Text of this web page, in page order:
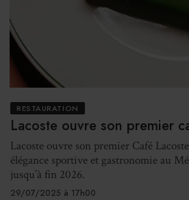
RESTAURATION
Lacoste ouvre son premier
Lacoste ouvre son premier Café
élégance sportive et gastronomie au
jusqu’à fin 2026.
29/07/2025 à 17h00